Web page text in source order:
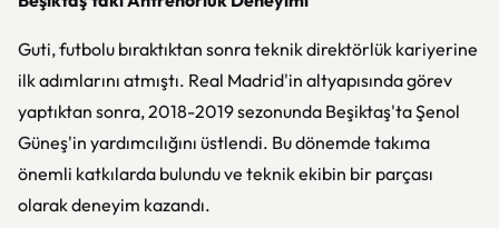
Guti, futbolu bıraktıktan sonra teknik direktörlük kariyerine
ilk adımlarını atmıştı. Real Madrid'in altyapısında görev
yaptıktan sonra, 2018-2019 sezonunda Beşiktaş'ta Şenol
Güneş'in yardımcılığını üstlendi. Bu dönemde takıma
önemli katkılarda bulundu ve teknik ekibin bir parçası
olarak deneyim kazandı.